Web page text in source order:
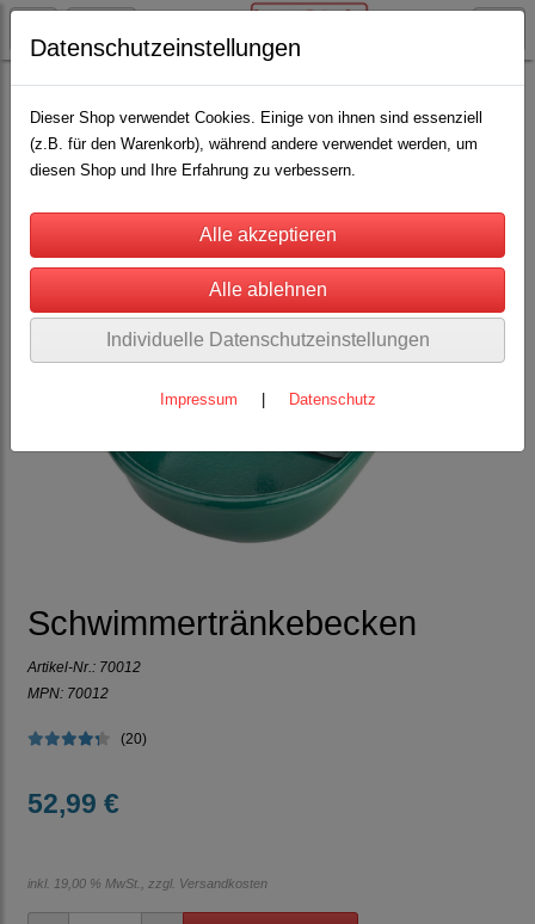
Schäfereibedarf Tränkebecken Schafe(6)
Schwimmertränkebecken
Artikel-Nr.: 70012
MPN: 70012
(20)
52,99 €
inkl. 19,00 % MwSt., zzgl. Versandkosten
Datenschutzeinstellungen
Dieser Shop verwendet Cookies. Einige von ihnen sind essenziell
(z.B. für den Warenkorb), während andere verwendet werden, um
diesen Shop und Ihre Erfahrung zu verbessern.
Individuelle Datenschutzeinstellungen
Impressum Datenschutz